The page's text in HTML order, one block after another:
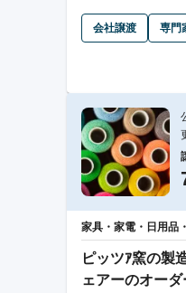
会社譲渡 専門
家具・家電・日用品
ピッツｱ窯の製
ェアーのオー